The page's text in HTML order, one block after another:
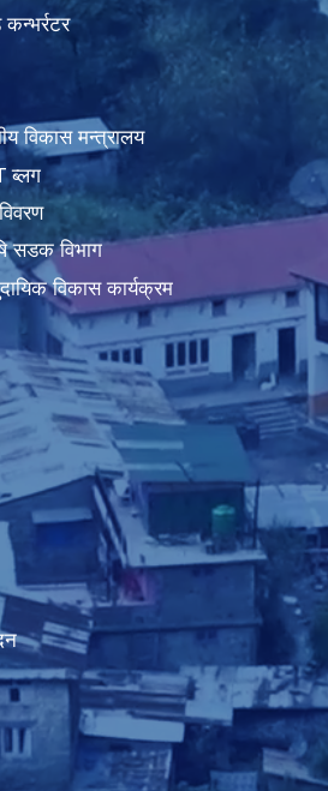
विकास मन्त्रालय
ब्लग
सडक विभाग
विकास कार्यक्रम